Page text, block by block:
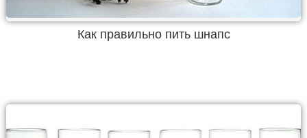
Как правильно пить шнапс